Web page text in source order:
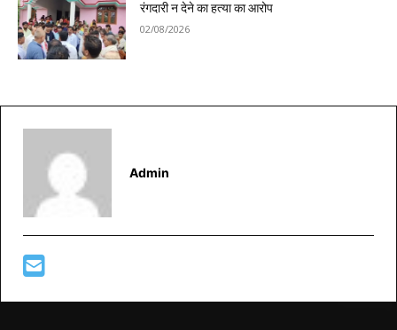
रंगदारी न देने का हत्या का आरोप
02/08/2026
Admin